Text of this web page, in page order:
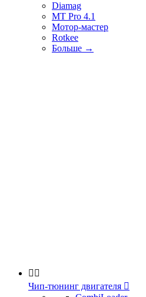
Diamag
MT Pro 4.1
Мотор-мастер
Rotkee
Больше →
 
Чип-тюнинг двигателя 